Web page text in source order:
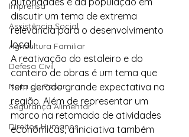
Imprensa
Assistência Social
Agricultura Familiar
Defesa Civil
Nota de Pesar
Segurança Alimentar
Direitos Humanos
discutir um tema de extrema
relevância para o desenvolvimento
local.
A reativação do estaleiro e do
canteiro de obras é um tema que
tem gerado grande expectativa na
região. Além de representar um
marco na retomada de atividades
econômicas, a iniciativa também